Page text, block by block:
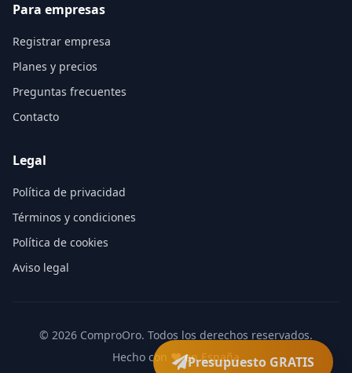
Presupuesto GRATIS
Para empresas
Registrar empresa
Planes y precios
Preguntas frecuentes
Contacto
Legal
Política de privacidad
Términos y condiciones
Política de cookies
Aviso legal
© 2026 ComproOro. Todos los derechos reservados.
Hecho con ❤️ en España